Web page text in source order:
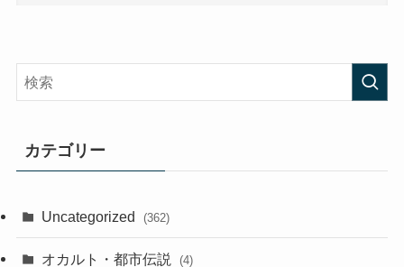
カテゴリー
Uncategorized (362)
オカルト・都市伝説 (4)